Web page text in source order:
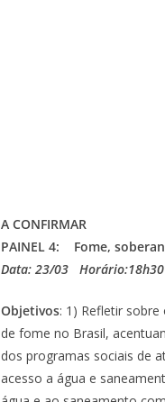
A CONFIRMAR
PAINEL 4:
Fome,
Data: 23/03 Horário:18h30
Objetivos: 1) Refletir
de fome no Brasil,
dos programas sociais de
acesso a água e